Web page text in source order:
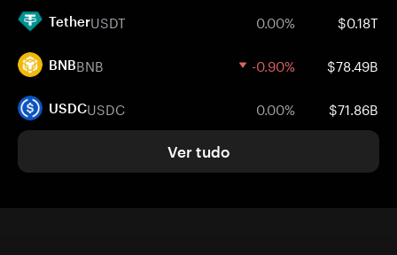
TetherUSDT 0.00% $0.18T
BNBBNB -0.90% $78.49B
USDCUSDC 0.00% $71.86B
Ver tudo